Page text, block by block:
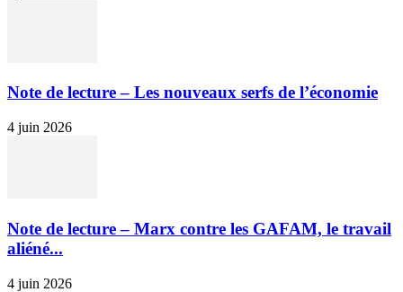
Note de lecture – Les nouveaux serfs de l’économie
4 juin 2026
Note de lecture – Marx contre les GAFAM, le travail
aliéné...
4 juin 2026